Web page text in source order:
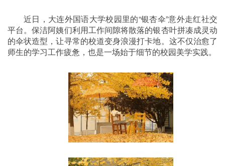
近日，大连外国语大学校园里的“银杏伞”意外走红社交
平台。保洁阿姨们利用工作间隙将散落的银杏叶拼凑成灵动
的伞状造型，让寻常的校道变身浪漫打卡地。这不仅治愈了
师生的学习工作疲惫，也是一场始于细节的校园美学实践。